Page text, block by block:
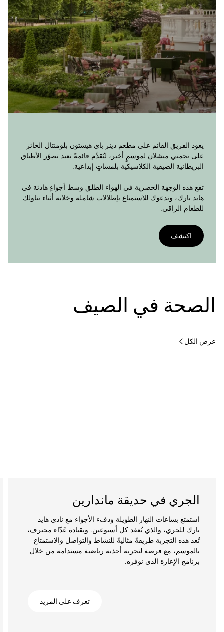
يعود الفريق القائم على مطعم دينر باي هيستون بلومنتال الحائز
على نجمتي ميشلان لموسمٍ أخير، ليُقدِّم قائمةً تعيد تصوّر الأطباق
البريطانية الصيفية الكلاسيكية بلمساتٍ إبداعية.
تقع هذه الوجهة الحصرية في الهواء الطلق وسط أجواءٍ هادئة في
هايد بارك، وتدعوك للاستمتاع بإطلالات شاملة وخلابة أثناء تناولك
للطعام الراقي.
اكتشف
الصحة في الصيف
عرض الكل
الجري في حديقة ماندارين
استمتع بساعات النهار الطويلة ودفء الأجواء مع نادي هايد
بارك للجري، والذي يُعقد كل أسبوعين. وبقيادة عَدّاء محترف،
تُعد هذه التجربة طريقةً مثاليةً للنشاط والتواصل والاستمتاع
بالموسم، مع فرصة لتجربة أحذية رياضية مستدامة من خلال
برنامج الإعارة الذي نوفره.
تعرف على المزيد